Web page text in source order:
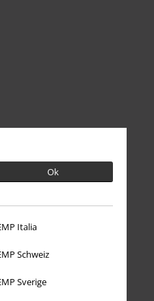
Ok
Italia
Schweiz
Sverige